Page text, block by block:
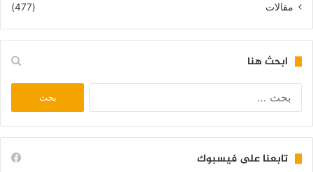
مقالات
(477)
ابحث هنا
تابعنا على فيسبوك